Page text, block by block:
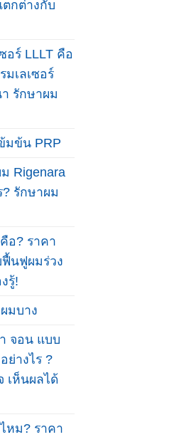
ตกต่างกับ
อร์ LLLT คือ
มเลเซอร์
รักษาผม
มข้น PRP
Rigenara
รักษาผม
อ? ราคา
ฟื้นฟูผมร่วง
รู้!
มบาง
จอน แบบ
ย่างไร ?
เห็นผลได้
หม? ราคา